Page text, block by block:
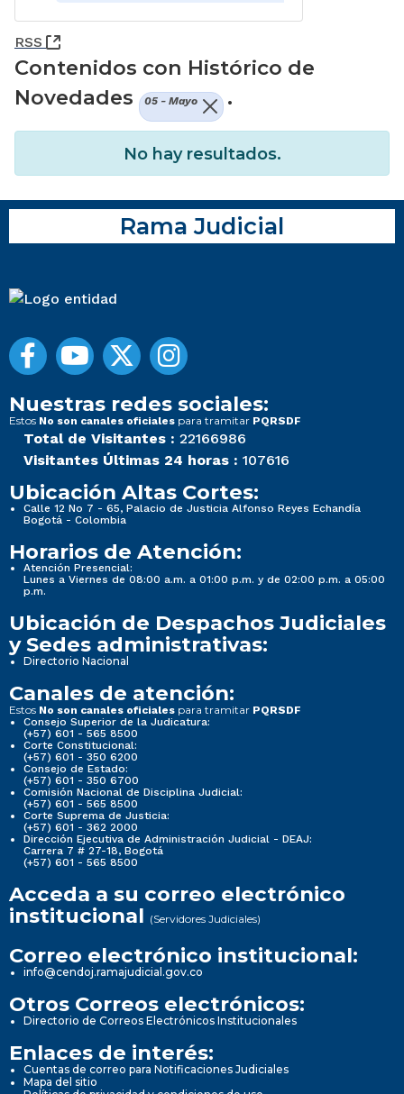
RSS (Abre una nueva ventana)
Contenidos con Histórico de
Novedades
05 - Mayo .
No hay resultados.
Rama Judicial
Nuestras redes sociales:
Estos No son canales oficiales para tramitar PQRSDF
Total de Visitantes : 22166986
Visitantes Últimas 24 horas : 107616
Ubicación Altas Cortes:
Calle 12 No 7 - 65, Palacio de Justicia Alfonso Reyes Echandía
Bogotá - Colombia
Horarios de Atención:
Atención Presencial:
Lunes a Viernes de 08:00 a.m. a 01:00 p.m. y de 02:00 p.m. a 05:00
p.m.
Ubicación de Despachos Judiciales
y Sedes administrativas:
Directorio Nacional
Canales de atención:
Estos No son canales oficiales para tramitar PQRSDF
Consejo Superior de la Judicatura:
(+57) 601 - 565 8500
Corte Constitucional:
(+57) 601 - 350 6200
Consejo de Estado:
(+57) 601 - 350 6700
Comisión Nacional de Disciplina Judicial:
(+57) 601 - 565 8500
Corte Suprema de Justicia:
(+57) 601 - 362 2000
Dirección Ejecutiva de Administración Judicial - DEAJ:
Carrera 7 # 27-18, Bogotá
(+57) 601 - 565 8500
Acceda a su correo electrónico
institucional (Servidores Judiciales)
Correo electrónico institucional:
info@cendoj.ramajudicial.gov.co
Otros Correos electrónicos:
Directorio de Correos Electrónicos Institucionales
Enlaces de interés:
Cuentas de correo para Notificaciones Judiciales
Mapa del sitio